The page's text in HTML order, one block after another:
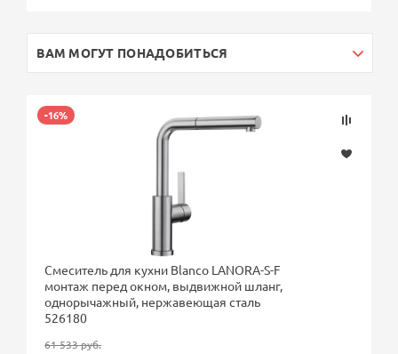
ВАМ МОГУТ ПОНАДОБИТЬСЯ
-16%
Смеситель для кухни Blanco LANORA-S-F
монтаж перед окном, выдвижной шланг,
однорычажный, нержавеющая сталь
526180
61 533 руб.